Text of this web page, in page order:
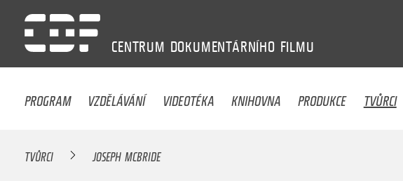
CENTRUM DOKUMENTÁRNÍHO FILMU
PROGRAM VZDĚLÁVÁNÍ VIDEOTÉKA KNIHOVNA PRODUKCE TVŮRCI
TVŮRCI JOSEPH MCBRIDE